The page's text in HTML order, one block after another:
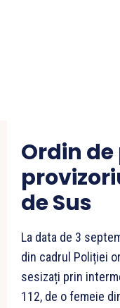
Ordin
de Sus
La data de 3
din cadrul Poliției
sesizați prin
112, de o femeie